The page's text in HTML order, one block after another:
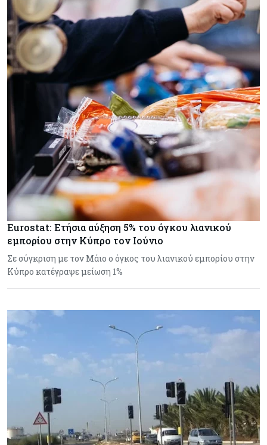
Eurostat: Ετήσια αύξηση 5% του όγκου λιανικού
εμπορίου στην Κύπρο τον Ιούνιο
Σε σύγκριση με τον Μάιο ο όγκος του λιανικού εμπορίου στην
Κύπρο κατέγραψε μείωση 1%